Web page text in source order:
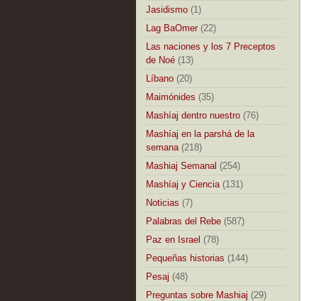
Jasidismo (1)
Lag BaOmer (22)
Las naciones y los 7 Preceptos
de Noé (13)
Líbano (20)
Maimónides (35)
Mashíaj dentro nuestro (76)
Mashíaj en la parshá de la
semana (218)
Mashiaj Semanal (254)
Mashíaj y Ciencia (131)
Noticias (7)
Palabras del Rebe (587)
Paz en Israel (78)
Pequeñas historias (144)
Pesaj (48)
Preguntas sobre Mashiaj (29)